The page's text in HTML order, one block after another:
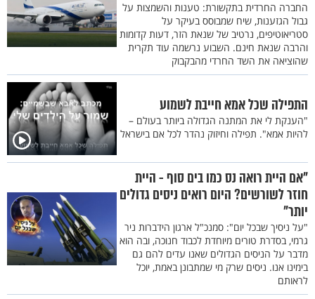
החברה החרדית בתקשורת: טענות והשמצות על
גבול הגזענות, שיח שמבוסס בעיקר על
סטריאוטיפים, נרטיב של שנאת הזר, דעות קדומות
והרבה שנאת חינם. השבוע נרשמה עוד תקרית
שהוציאה את השד החרדי מהבקבוק
התפילה שכל אמא חייבת לשמוע
"הענקת לי את המתנה הגדולה ביותר בעולם –
להיות אמא". תפילה וחיזוק נהדר לכל אם בישראל
"אם היית רואה נס כמו בים סוף - היית
חוזר לשורשים? היום רואים ניסים גדולים
יותר"
"על ניסיך שבכל יום": סמנכ"ל ארגון הידברות ניר
גרמי, בסדרת טורים מיוחדת לכבוד חנוכה, ובה הוא
מדבר על הניסים הגדולים שאנו עדים להם גם
בימינו אנו. ניסים שרק מי שמתבונן באמת, יוכל
לראותם